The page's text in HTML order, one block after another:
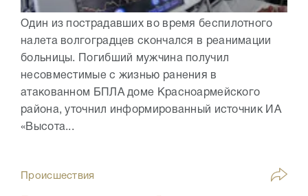
Один из пострадавших во время беспилотного
налета волгоградцев скончался в реанимации
больницы. Погибший мужчина получил
несовместимые с жизнью ранения в
атакованном БПЛА доме Красноармейского
района, уточнил информированный источник ИА
«Высота...
Происшествия